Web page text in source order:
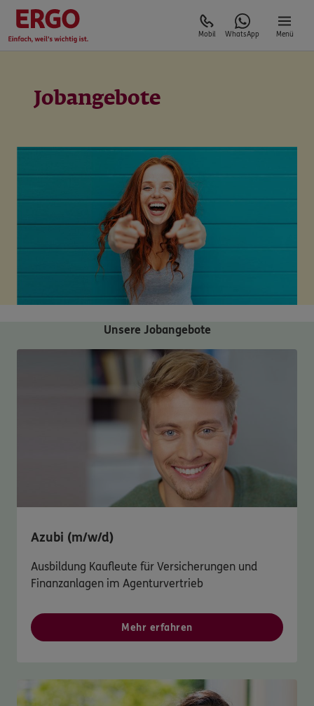
Mobil WhatsApp Menü
Jobangebote
Unsere Jobangebote
Azubi (m/w/d)
Ausbildung Kaufleute für Versicherungen und
Finanzanlagen im Agenturvertrieb
Mehr erfahren